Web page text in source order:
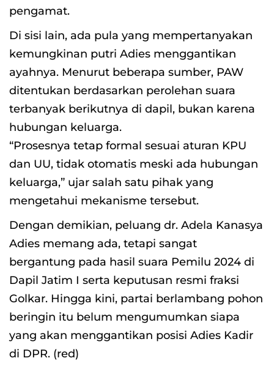
pengamat.
Di sisi lain, ada pula yang mempertanyakan
kemungkinan putri Adies menggantikan
ayahnya. Menurut beberapa sumber, PAW
ditentukan berdasarkan perolehan suara
terbanyak berikutnya di dapil, bukan karena
hubungan keluarga.
“Prosesnya tetap formal sesuai aturan KPU
dan UU, tidak otomatis meski ada hubungan
keluarga,” ujar salah satu pihak yang
mengetahui mekanisme tersebut.
Dengan demikian, peluang dr. Adela Kanasya
Adies memang ada, tetapi sangat
bergantung pada hasil suara Pemilu 2024 di
Dapil Jatim I serta keputusan resmi fraksi
Golkar. Hingga kini, partai berlambang pohon
beringin itu belum mengumumkan siapa
yang akan menggantikan posisi Adies Kadir
di DPR. (red)